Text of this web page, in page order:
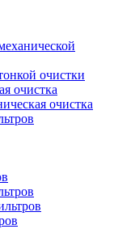
очистки
очистка
очистка